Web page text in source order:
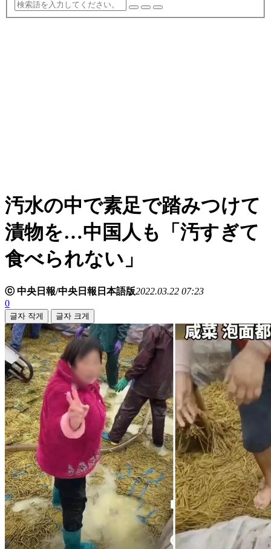
汚水の中で素足で踏みつけて
漬物を…中国人も「汚すぎて
食べられない」
ⓒ 中央日報/中央日報日本語版2022.03.22 07:23
0
글자 작게 글자 크게